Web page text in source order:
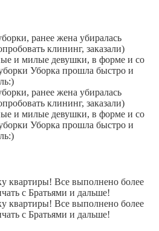
ранее жена убиралась
клининг, заказали)
и милые девушки, в форме и со
Уборка прошла быстро и
ранее жена убиралась
клининг, заказали)
и милые девушки, в форме и со
Уборка прошла быстро и
квартиры! Все выполнено более
с Братьями и дальше!
квартиры! Все выполнено более
с Братьями и дальше!